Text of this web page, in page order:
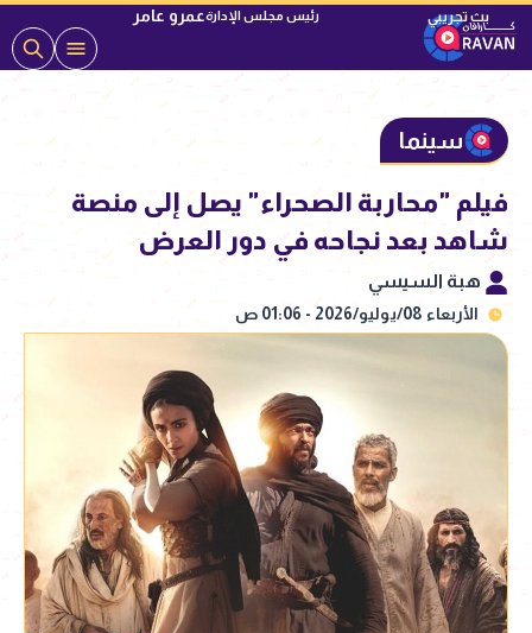
رئيس مجلس الإدارةعمرو عامر
سينما
فيلم "محاربة الصحراء" يصل إلى منصة
شاهد بعد نجاحه في دور العرض
هبة السيسي
الأربعاء 08/يوليو/2026 - 01:06 ص